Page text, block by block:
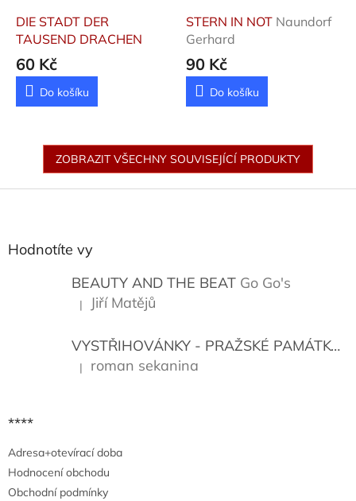
DIE STADT DER
TAUSEND DRACHEN
60 Kč
Do košíku
STERN IN NOT Naundorf
Gerhard
90 Kč
Do košíku
ZOBRAZIT VŠECHNY SOUVISEJÍCÍ PRODUKTY
Hodnotíte vy
BEAUTY AND THE BEAT Go Go's
Hodnocení produktu je 5 z 5 hvězdiček.
| Jiří Matějů
VYSTŘIHOVÁNKY - PRAŽSKÉ PAMÁTKY
Hodnocení produktu je 5 z 5 hvězdiček.
| roman sekanina
****
Adresa+otevírací doba
Hodnocení obchodu
Obchodní podmínky